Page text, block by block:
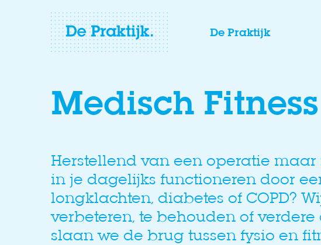
De Praktijk
Medisch Fitness
Herstellend van een operatie
in je dagelijks functioneren door
longklachten, diabetes of COPD?
verbeteren, te behouden of
slaan we de brug tussen fysio en